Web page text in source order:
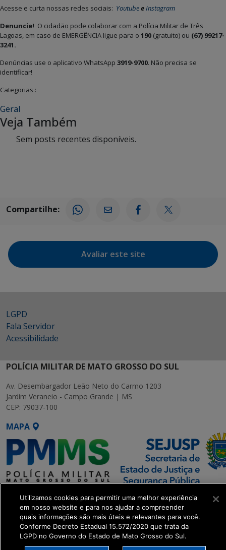
Acesse e curta nossas redes sociais: YoutubeeInstagram
Denuncie! O cidadão pode colaborar com a Polícia Militar de Três
Lagoas, em caso de EMERGÊNCIA ligue para o 190 (gratuito) ou (67) 99217-
3241.
Denúncias use o aplicativo WhatsApp 3919-9700. Não precisa se
identificar!
Categorias :
Geral
Veja Também
Sem posts recentes disponíveis.
Compartilhe:
Avaliar este site
LGPD
Fala Servidor
Acessibilidade
POLÍCIA MILITAR DE MATO GROSSO DO SUL
Av. Desembargador Leão Neto do Carmo 1203
Jardim Veraneio - Campo Grande | MS
CEP: 79037-100
MAPA
SETDIG | Secretaria-Executiva
de Transformação Digital
get_footer();
Utilizamos cookies para permitir uma melhor experiência
em nosso website e para nos ajudar a compreender
quais informações são mais úteis e relevantes para você.
Conforme Decreto Estadual 15.572/2020 que trata da
LGPD no Governo do Estado de Mato Grosso do Sul.